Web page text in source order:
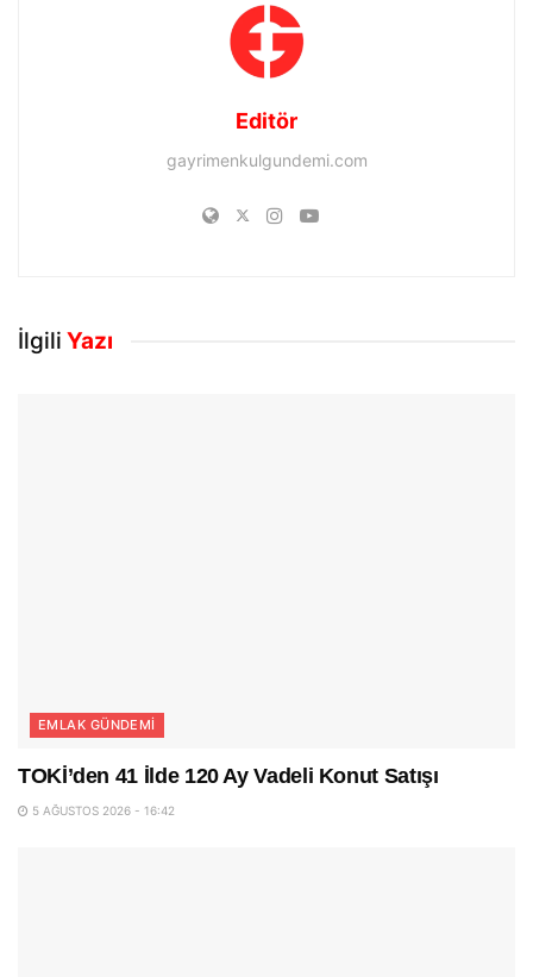
Editör
gayrimenkulgundemi.com
İlgili Yazı
EMLAK GÜNDEMI
TOKİ’den 41 İlde 120 Ay Vadeli Konut Satışı
5 AĞUSTOS 2026 - 16:42